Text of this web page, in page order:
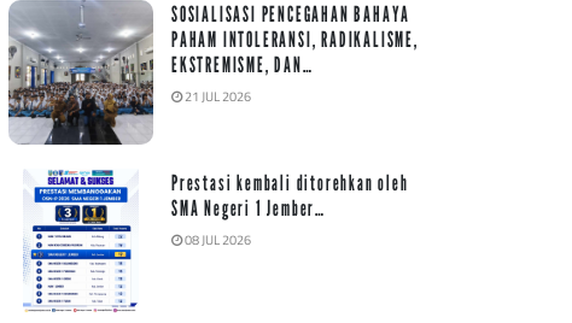
SOSIALISASI PENCEGAHAN BAHAYA
PAHAM INTOLERANSI, RADIKALISME,
EKSTREMISME, DAN…
21 JUL 2026
Prestasi kembali ditorehkan oleh
SMA Negeri 1 Jember…
08 JUL 2026